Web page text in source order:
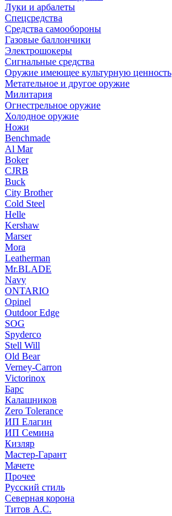
Луки и арбалеты
Спецсредства
Средства самообороны
Газовые баллончики
Электрошокеры
Сигнальные средства
Оружие имеющее культурную ценность
Метательное и другое оружие
Милитария
Огнестрельное оружие
Холодное оружие
Ножи
Benchmade
Al Mar
Boker
CJRB
Buck
City Brother
Cold Steel
Helle
Kershaw
Marser
Mora
Leatherman
Mr.BLADE
Navy
ONTARIO
Opinel
Outdoor Edge
SOG
Spyderco
Stell Will
Old Bear
Verney-Carron
Victorinox
Барс
Калашников
Zero Tolerance
ИП Елагин
ИП Семина
Кизляр
Мастер-Гарант
Мачете
Прочее
Русский стиль
Северная корона
Титов А.С.